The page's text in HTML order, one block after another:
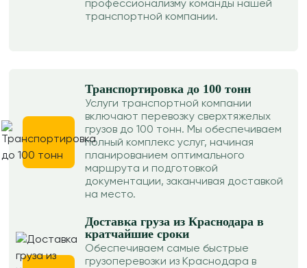
профессионализму команды нашей
транспортной компании.
Транспортировка до 100 тонн
Услуги транспортной компании
включают перевозку сверхтяжелых
грузов до 100 тонн. Мы обеспечиваем
полный комплекс услуг, начиная
планированием оптимального
маршрута и подготовкой
документации, заканчивая доставкой
на место.
Доставка груза из Краснодара в
кратчайшие сроки
Обеспечиваем самые быстрые
грузоперевозки из Краснодара в